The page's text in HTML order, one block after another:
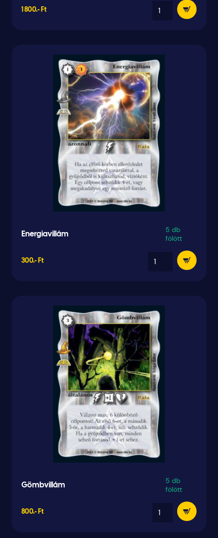
1 800.- Ft
Energiavillám
5 db
fölött
300.- Ft
Gömbvillám
5 db
fölött
800.- Ft